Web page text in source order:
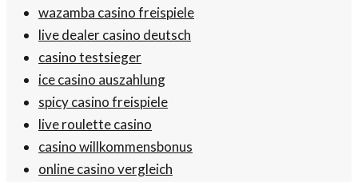
wazamba casino freispiele
live dealer casino deutsch
casino testsieger
ice casino auszahlung
spicy casino freispiele
live roulette casino
casino willkommensbonus
online casino vergleich